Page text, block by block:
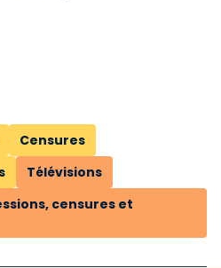
Censures
Télévisions
censures et